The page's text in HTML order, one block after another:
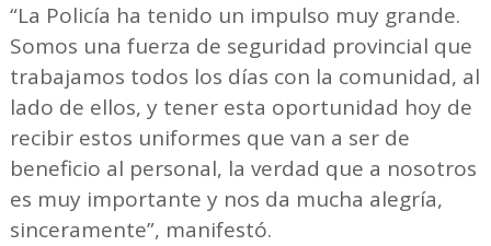
“La Policía ha tenido un impulso muy grande.
Somos una fuerza de seguridad provincial que
trabajamos todos los días con la comunidad, al
lado de ellos, y tener esta oportunidad hoy de
recibir estos uniformes que van a ser de
beneficio al personal, la verdad que a nosotros
es muy importante y nos da mucha alegría,
sinceramente”, manifestó.